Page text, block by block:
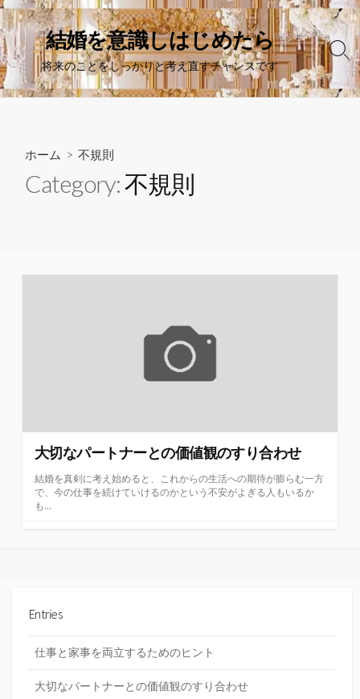
コ
ン
テ
ン
ツ
結婚を意識しはじめたら
将来のことをしっかりと考え直すチャンスです
検
索
切
り
ホーム > 不規則
Category:不規則
大切なパートナーとの価値観のすり合わせ
結婚を真剣に考え始めると、これからの生活への期待が膨らむ一方
で、今の仕事を続けていけるのかという不安がよぎる人もいるか
も...
Entries
仕事と家事を両立するためのヒント
大切なパートナーとの価値観のすり合わせ